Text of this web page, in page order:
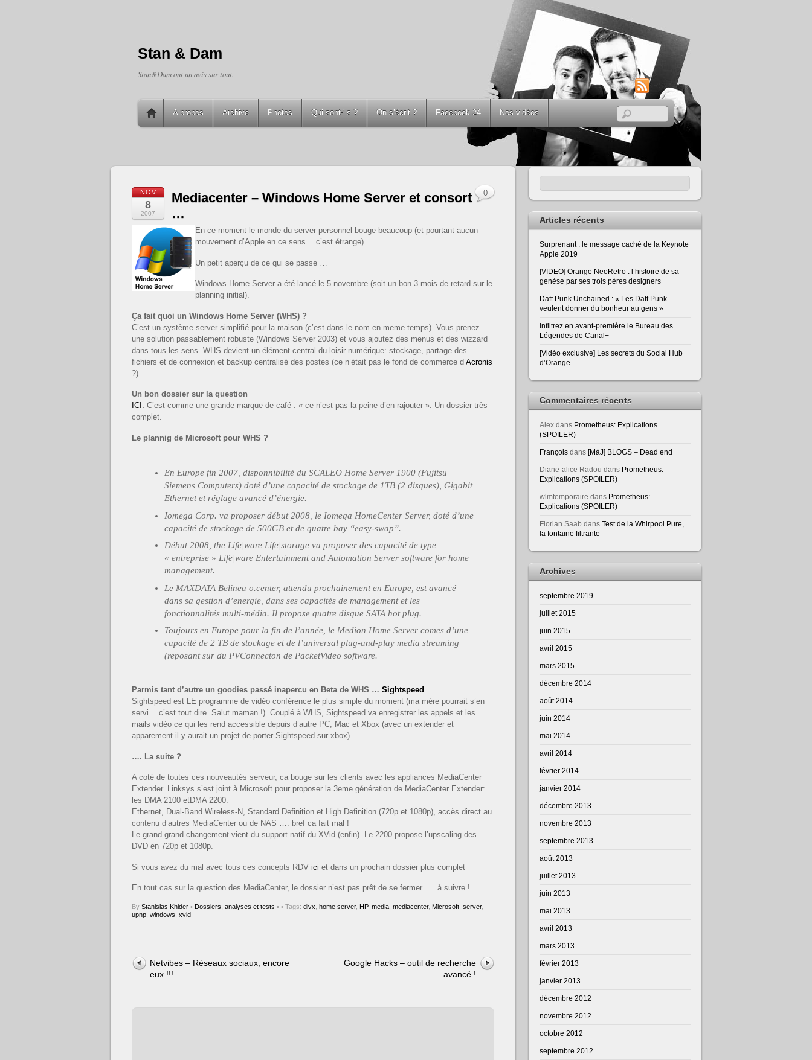
Stan & Dam
Stan&Dam ont un avis sur tout.
RSS
A propos Archive Photos Qui sont-ils ? On s’écrit ? Facebook 24 Nos vidéos
NOV
8
2007
Mediacenter – Windows Home Server et consort
…
En ce moment le monde du server personnel bouge beaucoup (et pourtant aucun
mouvement d’Apple en ce sens …c’est étrange).
Un petit aperçu de ce qui se passe …
Windows Home Server a été lancé le 5 novembre (soit un bon 3 mois de retard sur le
planning initial).
Ça fait quoi un Windows Home Server (WHS) ?
C’est un système server simplifié pour la maison (c’est dans le nom en meme temps). Vous prenez
une solution passablement robuste (Windows Server 2003) et vous ajoutez des menus et des wizzard
dans tous les sens. WHS devient un élément central du loisir numérique: stockage, partage des
fichiers et de connexion et backup centralisé des postes (ce n’était pas le fond de commerce d’Acronis
?)
Un bon dossier sur la question
ICI. C’est comme une grande marque de café : « ce n’est pas la peine d’en rajouter ». Un dossier très
complet.
Le plannig de Microsoft pour WHS ?
En Europe fin 2007, disponnibilité du SCALEO Home Server 1900 (Fujitsu
Siemens Computers) doté d’une capacité de stockage de 1TB (2 disques), Gigabit
Ethernet et réglage avancé d’énergie.
Iomega Corp. va proposer début 2008, le Iomega HomeCenter Server, doté d’une
capacité de stockage de 500GB et de quatre bay “easy-swap”.
Début 2008, the Life|ware Life|storage va proposer des capacité de type
« entreprise » Life|ware Entertainment and Automation Server software for home
management.
Le MAXDATA Belinea o.center, attendu prochainement en Europe, est avancé
dans sa gestion d’energie, dans ses capacités de management et les
fonctionnalités multi-média. Il propose quatre disque SATA hot plug.
Toujours en Europe pour la fin de l’année, le Medion Home Server comes d’une
capacité de 2 TB de stockage et de l’universal plug-and-play media streaming
(reposant sur du PVConnecton de PacketVideo software.
Parmis tant d’autre un goodies passé inapercu en Beta de WHS … Sightspeed
Sightspeed est LE programme de vidéo conférence le plus simple du moment (ma mère pourrait s’en
servi …c’est tout dire. Salut maman !). Couplé à WHS, Sightspeed va enregistrer les appels et les
mails vidéo ce qui les rend accessible depuis d’autre PC, Mac et Xbox (avec un extender et
apparement il y aurait un projet de porter Sightspeed sur xbox)
…. La suite ?
A coté de toutes ces nouveautés serveur, ca bouge sur les clients avec les appliances MediaCenter
Extender. Linksys s’est joint à Microsoft pour proposer la 3eme génération de MediaCenter Extender:
les DMA 2100 etDMA 2200.
Ethernet, Dual-Band Wireless-N, Standard Definition et High Definition (720p et 1080p), accès direct au
contenu d’autres MediaCenter ou de NAS …. bref ca fait mal !
Le grand grand changement vient du support natif du XVid (enfin). Le 2200 propose l’upscaling des
DVD en 720p et 1080p.
Si vous avez du mal avec tous ces concepts RDV ici et dans un prochain dossier plus complet
En tout cas sur la question des MediaCenter, le dossier n’est pas prêt de se fermer …. à suivre !
By Stanislas Khider • Dossiers, analyses et tests •
0
• Tags: divx home server, HP, media mediacenter, Microsoft server,
upnp windows xvid
Netvibes – Réseaux sociaux, encore
eux !!!
Google Hacks – outil de recherche
avancé !
Articles récents
Surprenant : le message caché de la Keynote
Apple 2019
[VIDEO] Orange NeoRetro : l’histoire de sa
genèse par ses trois pères designers
Daft Punk Unchained : « Les Daft Punk
veulent donner du bonheur au gens »
Infiltrez en avant-première le Bureau des
Légendes de Canal+
[Vidéo exclusive] Les secrets du Social Hub
d’Orange
Commentaires récents
Alex dans Prometheus: Explications
(SPOILER)
François dans [MàJ] BLOGS – Dead end
Diane-alice Radou dans Prometheus:
Explications (SPOILER)
wlmtemporaire dans Prometheus:
Explications (SPOILER)
Florian Saab dans Test de la Whirpool Pure,
la fontaine filtrante
Archives
septembre 2019
juillet 2015
juin 2015
avril 2015
mars 2015
décembre 2014
août 2014
juin 2014
mai 2014
avril 2014
février 2014
janvier 2014
décembre 2013
novembre 2013
septembre 2013
août 2013
juillet 2013
juin 2013
mai 2013
avril 2013
mars 2013
février 2013
janvier 2013
décembre 2012
novembre 2012
octobre 2012
septembre 2012